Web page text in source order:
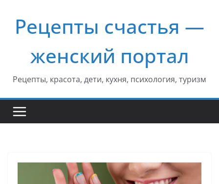
содержимому
Рецепты счастья —
женский портал
Рецепты, красота, дети, кухня, психология, туризм